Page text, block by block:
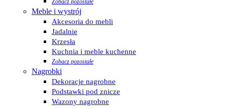
Zobacz pozostałe
Meble i wystrój
Akcesoria do mebli
Jadalnie
Krzesła
Kuchnia i meble kuchenne
Zobacz pozostałe
Nagrobki
Dekoracje nagrobne
Podstawki pod znicze
Wazony nagrobne